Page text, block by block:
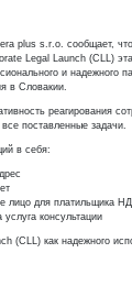
plus s.r.o. сообщает,
Legal Launch (CLL)
и надежного
в Словакии.
реагирования
поставленные задачи.
в себя:
лицо для платильщика
консультации
(CLL) как надежного